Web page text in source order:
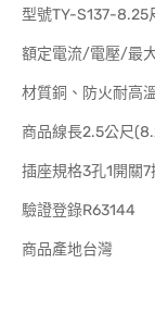
型號TY-S137-8.25
額定電流/電壓/最
材質銅、防火耐高
商品線長2.5公尺
插座規格3孔1開關7
驗證登錄R63144
商品產地台灣